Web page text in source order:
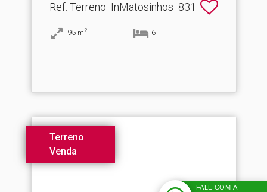
Ref: Terreno_InMatosinhos_831
95 m2 6
Terreno
Venda
FALE COM A